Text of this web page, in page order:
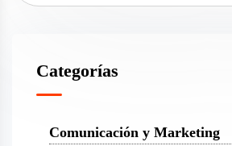
Categorías
Comunicación y Marketing